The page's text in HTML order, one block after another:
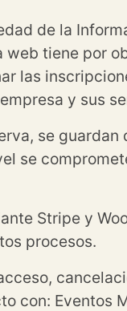
de la
web tiene por
las
y sus
se guardan
se
Stripe y
procesos.
con: Eventos